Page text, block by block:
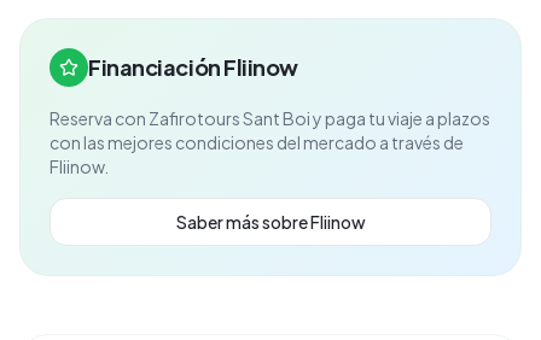
Financiación Fliinow
Reserva con Zafirotours Sant Boiy paga tu viaje a plazos
con las mejores condiciones del mercado a través de
Fliinow.
Saber más sobre Fliinow